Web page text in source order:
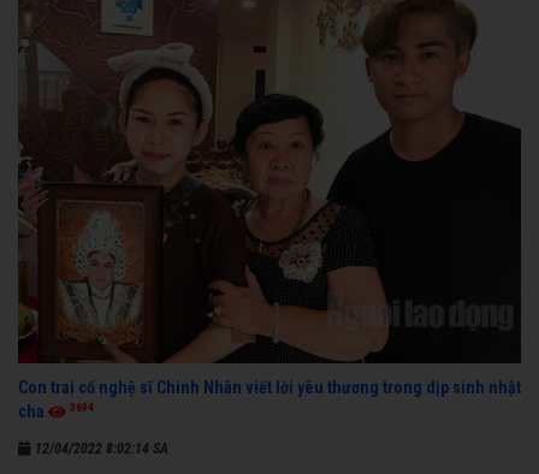
Con trai cố nghệ sĩ Chinh Nhân viết lời yêu thương trong dịp sinh nhật
cha
3694
12/04/2022 8:02:14 SA